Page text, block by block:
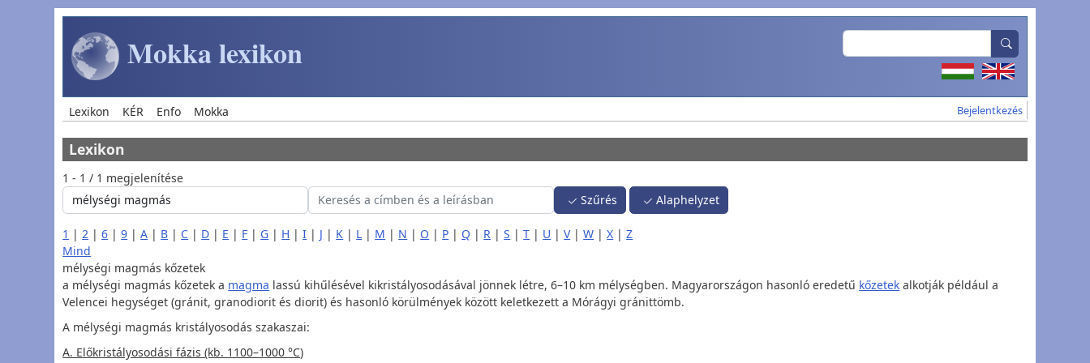
Ugrás a tartalomra
Mokka lexikon Search
Main navigation
Lexikon KÉR Enfo Mokka User account
Bejelentkezés
Lexikon
1 - 1 / 1 megjelenítése
Szűrés
Alaphelyzet
1 | 2 |6 |9 |A | B | C | D | E | F | G | H |I | J | K | L | M | N | O | P | Q | R |S |T | U |V |W |X |Z
Mind
mélységi magmás kőzetek
a mélységi magmás kőzetek a magma lassú kihűlésével kikristályosodásával jönnek létre, 6–10 km mélységben. Magyarországon hasonló eredetű kőzetek alkotják például a
Velencei hegységet (gránit, granodiorit és diorit) és hasonló körülmények között keletkezett a Mórágyi gránittömb.
A mélységi magmás kristályosodás szakaszai:
A. Előkristályosodási fázis (kb. 1100–1000 °C)